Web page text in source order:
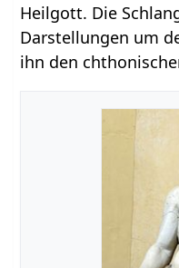
Heilgott. Die
Darstellungen um
ihn den